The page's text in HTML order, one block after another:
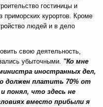
гостиницы и
приморских курортов. Кроме
людей и в дело
свою деятельность,
убыточными. "Ко мне
иностранных дел,
должен платить 70% от
понял, что здесь не
вместо прибыли я